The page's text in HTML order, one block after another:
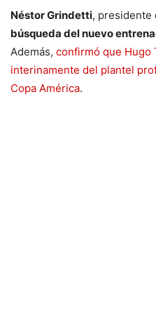
Néstor Grindetti, presidente
búsqueda del nuevo
Además, confirmó que Hugo
interinamente del plantel
Copa América.